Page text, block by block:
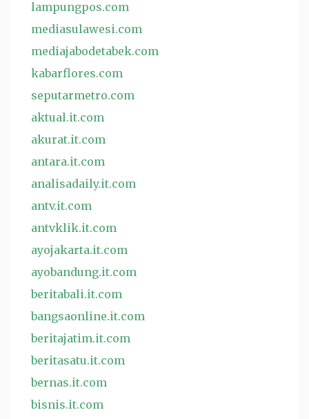
lampungpos.com
mediasulawesi.com
mediajabodetabek.com
kabarflores.com
seputarmetro.com
aktual.it.com
akurat.it.com
antara.it.com
analisadaily.it.com
antv.it.com
antvklik.it.com
ayojakarta.it.com
ayobandung.it.com
beritabali.it.com
bangsaonline.it.com
beritajatim.it.com
beritasatu.it.com
bernas.it.com
bisnis.it.com